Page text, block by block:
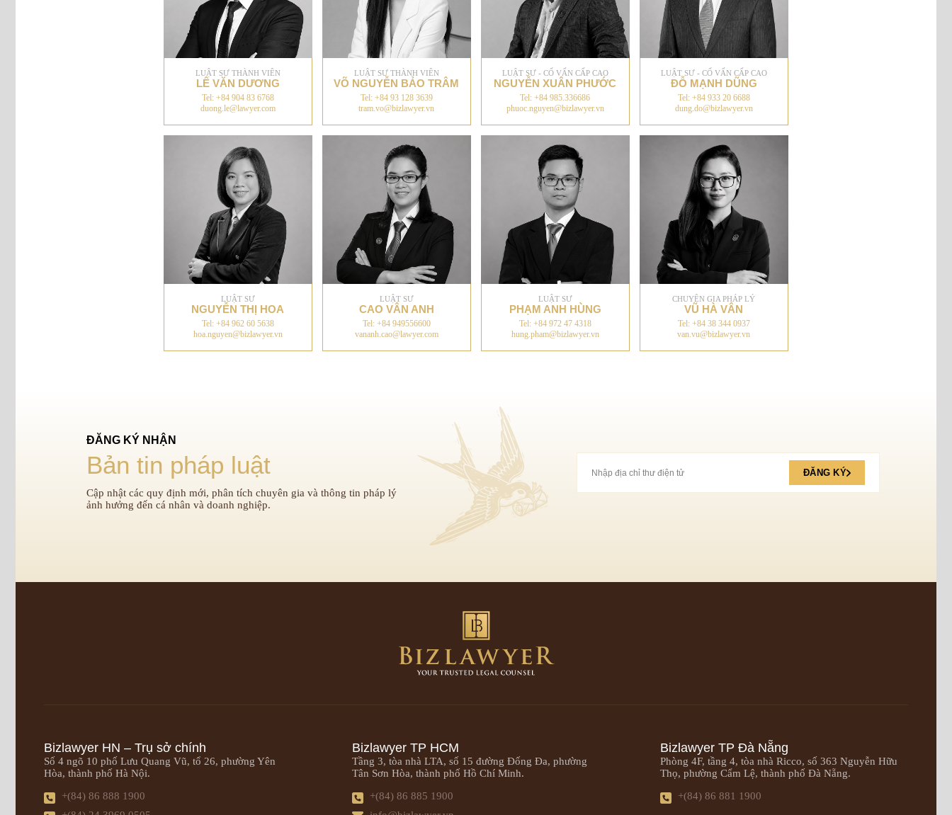
LUẬT SƯ THÀNH VIÊN
LÊ VĂN DƯƠNG
Tel: +84 904 83 6768
duong.le@lawyer.com
LUẬT SƯ THÀNH VIÊN
VÕ NGUYỄN BẢO TRÂM
Tel: +84 93 128 3639
tram.vo@bizlawyer.vn
LUẬT SƯ - CỐ VẤN CẤP CAO
NGUYỄN XUÂN PHƯỚC
Tel: +84 985.336686
phuoc.nguyen@bizlawyer.vn
LUẬT SƯ - CỐ VẤN CẤP CAO
ĐỖ MẠNH DŨNG
Tel: +84 933 20 6688
dung.do@bizlawyer.vn
LUẬT SƯ
NGUYỄN THỊ HOA
Tel: +84 962 60 5638
hoa.nguyen@bizlawyer.vn
LUẬT SƯ
CAO VÂN ANH
Tel: +84 949556600
vananh.cao@lawyer.com
LUẬT SƯ
PHẠM ANH HÙNG
Tel: +84 972 47 4318
hung.pham@bizlawyer.vn
CHUYÊN GIA PHÁP LÝ
VŨ HÀ VÂN
Tel: +84 38 344 0937
van.vu@bizlawyer.vn
ĐĂNG KÝ NHẬN
Bản tin pháp luật
Cập nhật các quy định mới, phân tích chuyên gia và thông tin pháp lý
ảnh hưởng đến cá nhân và doanh nghiệp.
ĐĂNG KÝ
Bizlawyer HN – Trụ sở chính
Số 4 ngõ 10 phố Lưu Quang Vũ, tổ 26, phường Yên
Hòa, thành phố Hà Nội.
+(84) 86 888 1900
Bizlawyer TP HCM
Tầng 3, tòa nhà LTA, số 15 đường Đống Đa, phường
Tân Sơn Hòa, thành phố Hồ Chí Minh.
+(84) 86 885 1900
Bizlawyer TP Đà Nẵng
Phòng 4F, tầng 4, tòa nhà Ricco, số 363 Nguyễn Hữu
Thọ, phường Cẩm Lệ, thành phố Đà Nẵng.
+(84) 86 881 1900